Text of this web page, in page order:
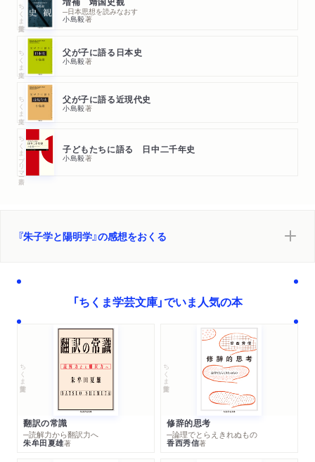
ちくま学芸文庫 ─日本思想を読みなおす
小島毅著
ちくま文庫 父が子に語る日本史
小島毅著
ちくま文庫 父が子に語る近現代史
小島毅著
ちくまプリマー新書 子どもたちに語る 日中二千年史
小島毅著
『朱子学と陽明学』の感想をおくる
「ちくま学芸文庫」でいま人気の本
ちくま学芸文庫
翻訳の常識
─読解力から翻訳力へ
朱牟田夏雄著
ちくま学芸文庫
修辞的思考
─論理でとらえきれぬもの
香西秀信著